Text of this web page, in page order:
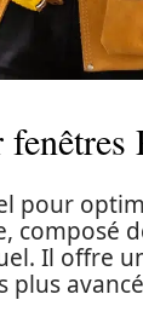
pour
composé
Il offre
plus